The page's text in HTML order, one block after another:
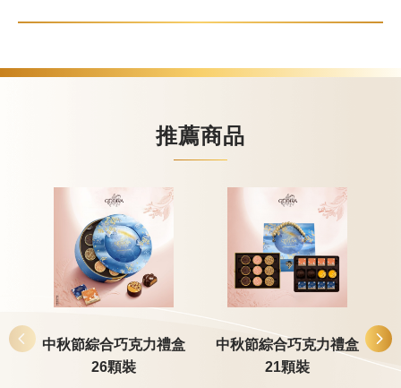
推薦商品
中秋節綜合巧克力禮盒
26顆裝
中秋節綜合巧克力禮盒
21顆裝